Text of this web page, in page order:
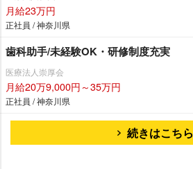
月給23万円
正社員 / 神奈川県
歯科助手/未経験OK・研修制度充実
医療法人崇厚会
月給20万9,000円～35万円
正社員 / 神奈川県
続きはこちら